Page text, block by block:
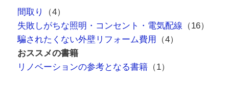
間取り
（4）
失敗しがちな照明・コンセント・電気配線 （16）
騙されたくない外壁リフォーム費用
（4）
おススメの書籍
リノベーションの参考となる書籍（1）